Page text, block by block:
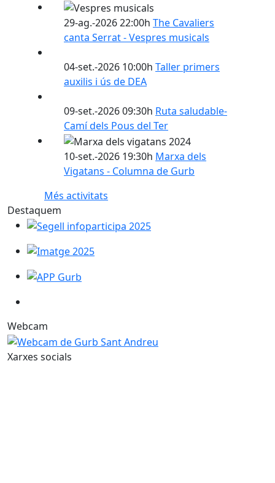
29-ag.-2026 22:00h The Cavaliers
canta Serrat - Vespres musicals
04-set.-2026 10:00h Taller primers
auxilis i ús de DEA
09-set.-2026 09:30h Ruta saludable-
Camí dels Pous del Ter
10-set.-2026 19:30h Marxa dels
Vigatans - Columna de Gurb
Més activitats
Destaquem
Segell infoparticipa 2025
Imatge 2025
APP Gurb
Webcam
Xarxes socials